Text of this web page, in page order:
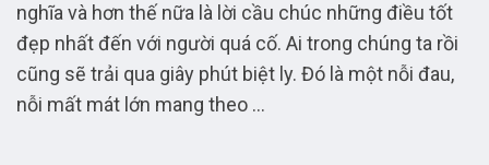
nghĩa và hơn thế nữa là lời cầu chúc những điều tốt
đẹp nhất đến với người quá cố. Ai trong chúng ta rồi
cũng sẽ trải qua giây phút biệt ly. Đó là một nỗi đau,
nỗi mất mát lớn mang theo ...